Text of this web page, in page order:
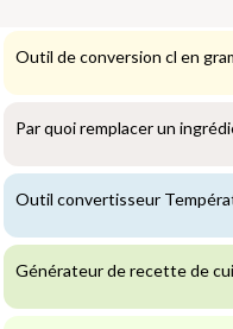
Outil de conversion cl en
Par quoi remplacer un
Outil convertisseur
Générateur de recette de